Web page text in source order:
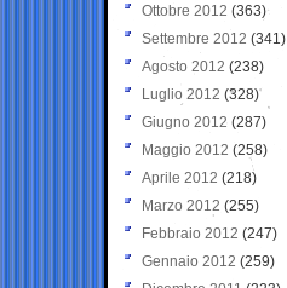
Ottobre 2012 (363)
Settembre 2012 (341)
Agosto 2012 (238)
Luglio 2012 (328)
Giugno 2012 (287)
Maggio 2012 (258)
Aprile 2012 (218)
Marzo 2012 (255)
Febbraio 2012 (247)
Gennaio 2012 (259)